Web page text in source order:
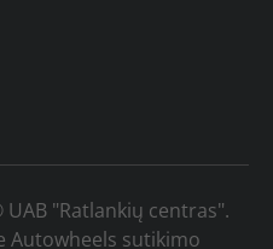
"Ratlankių centras".
Autowheels sutikimo